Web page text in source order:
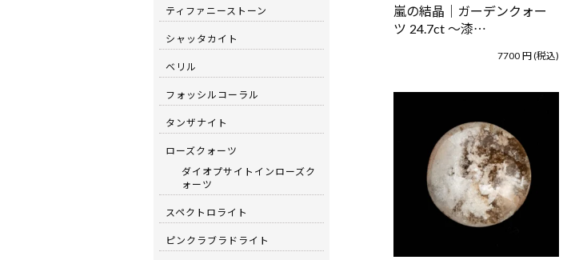
嵐の結晶｜ガーデンクォー
ツ 24.7ct ～漆…
7700円(税込)
ティファニーストーン
シャッタカイト
ベリル
フォッシルコーラル
タンザナイト
ローズクォーツ
ダイオプサイトインローズク
ォーツ
スペクトロライト
ピンクラブラドライト